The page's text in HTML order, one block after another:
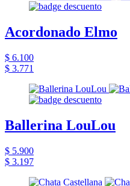
Acordonado Elmo
$ 6.100
$ 3.771
Ballerina LouLou
$ 5.900
$ 3.197